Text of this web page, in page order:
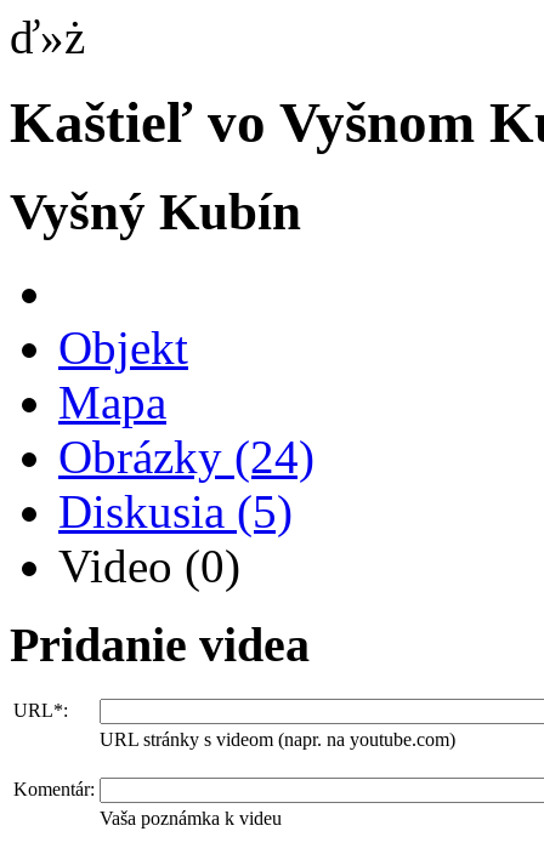
ď»ż
Kaštieľ vo Vyšnom
Vyšný Kubín
Objekt
Mapa
Obrázky (24)
Diskusia (5)
Video (0)
Pridanie videa
URL*:
URL stránky s videom (napr. na youtube.com)
Komentár:
Vaša poznámka k videu